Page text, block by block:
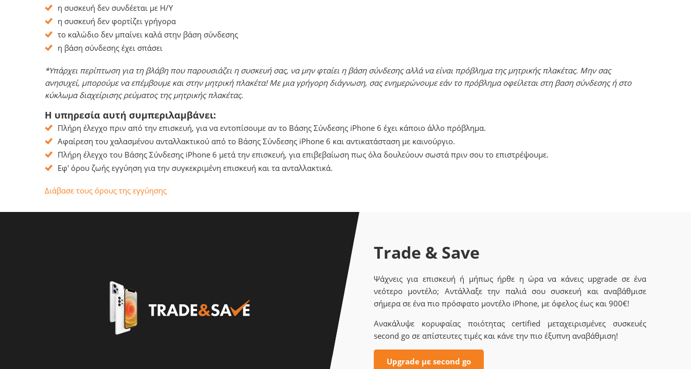
η συσκευή δεν συνδέεται με Η/Υ
η συσκευή δεν φορτίζει γρήγορα
το καλώδιο δεν μπαίνει καλά στην βάση σύνδεσης
η βάση σύνδεσης έχει σπάσει
*Υπάρχει περίπτωση για τη βλάβη που παρουσιάζει η συσκευή σας, να μην φταίει η βάση σύνδεσης αλλά να είναι πρόβλημα της μητρικής πλακέτας. Μην σας
ανησυχεί, μπορούμε να επέμβουμε και στην μητρική πλακέτα! Με μια γρήγορη διάγνωση, σας ενημερώνουμε εάν το πρόβλημα οφείλεται στη βαση σύνδεσης ή στο
κύκλωμα διαχείρισης ρεύματος της μητρικής πλακέτας.
Η υπηρεσία αυτή συμπεριλαμβάνει:
Πλήρη έλεγχο πριν από την επισκευή, για να εντοπίσουμε αν το Βάσης Σύνδεσης iPhone 6 έχει κάποιο άλλο πρόβλημα.
Αφαίρεση του χαλασμένου ανταλλακτικού από το Βάσης Σύνδεσης iPhone 6 και αντικατάσταση με καινούργιο.
Πλήρη έλεγχο του Βάσης Σύνδεσης iPhone 6 μετά την επισκευή, για επιβεβαίωση πως όλα δουλεύουν σωστά πριν σου το επιστρέψουμε.
Εφ' όρου ζωής εγγύηση για την συγκεκριμένη επισκευή και τα ανταλλακτικά.
Διάβασε τους όρους της εγγύησης
Trade & Save
Ψάχνεις για επισκευή ή μήπως ήρθε η ώρα να κάνεις upgrade σε ένα
νεότερο μοντέλο; Αντάλλαξε την παλιά σου συσκευή και αναβάθμισε
σήμερα σε ένα πιο πρόσφατο μοντέλο iPhone, με όφελος έως και 900€!
Ανακάλυψε κορυφαίας ποιότητας certified μεταχειρισμένες συσκευές
second go σε απίστευτες τιμές και κάνε την πιο έξυπνη αναβάθμιση!
Upgrade με second go